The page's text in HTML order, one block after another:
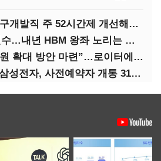
반도체공학회 “연구개발직 주 52시간제 개선해야”
HBM3E 수요가 변수…내년 HBM 왕좌 노리는 삼성
삼전닉스 “주주환원 확대 방안 마련”…로이터에 성명 보내
“Z8 폴드 흥행”…삼성전자, 사전예약자 개통 31일까지 연장